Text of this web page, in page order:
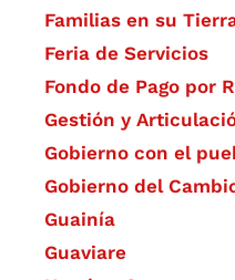
Familias en su
Feria de Servicios
Fondo de Pago por
Gestión y
Gobierno con el
Gobierno del
Guainía
Guaviare